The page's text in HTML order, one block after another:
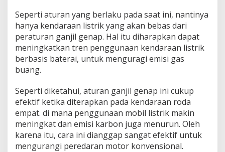
Seperti aturan yang berlaku pada saat ini, nantinya
hanya kendaraan listrik yang akan bebas dari
peraturan ganjil genap. Hal itu diharapkan dapat
meningkatkan tren penggunaan kendaraan listrik
berbasis baterai, untuk menguragi emisi gas
buang.
Seperti diketahui, aturan ganjil genap ini cukup
efektif ketika diterapkan pada kendaraan roda
empat. di mana penggunaan mobil listrik makin
meningkat dan emisi karbon juga menurun. Oleh
karena itu, cara ini dianggap sangat efektif untuk
mengurangi peredaran motor konvensional.